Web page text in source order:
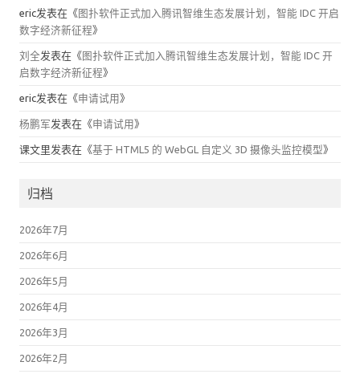
eric发表在《 图扑软件正式加入腾讯智维生态发展计划，智能 IDC 开启
数字经济新征程》
刘全发表在《 图扑软件正式加入腾讯智维生态发展计划，智能 IDC 开
启数字经济新征程》
eric发表在《申请试用 》
杨鹏军发表在《申请试用 》
课文里发表在《基于 HTML5 的 WebGL 自定义 3D 摄像头监控模型》
归档
2026年7月
2026年6月
2026年5月
2026年4月
2026年3月
2026年2月